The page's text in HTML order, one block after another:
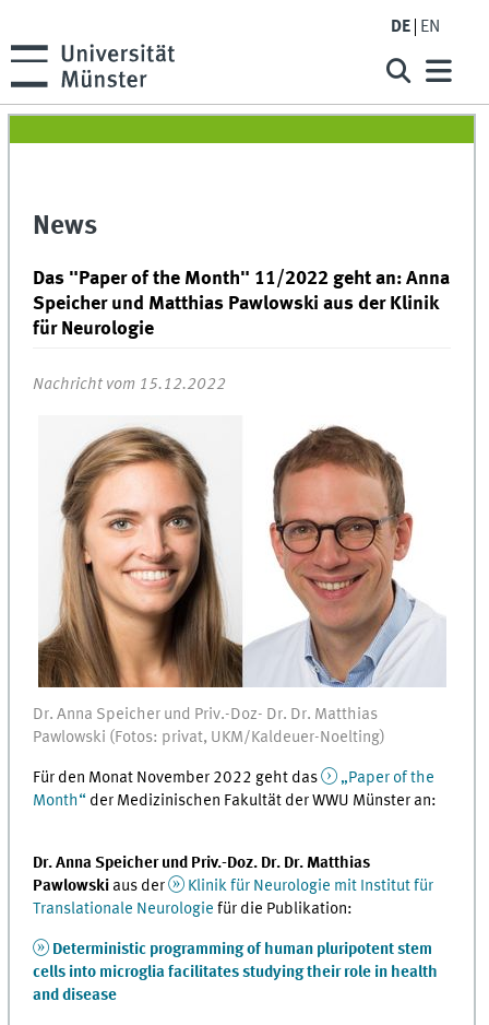
DE EN
News
Das "Paper of the Month" 11/2022 geht an: Anna
Speicher und Matthias Pawlowski aus der Klinik
für Neurologie
Nachricht vom 15.12.2022
Dr. Anna Speicher und Priv.-Doz- Dr. Dr. Matthias
Pawlowski (Fotos: privat, UKM/Kaldeuer-Noelting)
Für den Monat November 2022 geht das
„Paper of the
Month“ der Medizinischen Fakultät der WWU Münster an:
Dr. Anna Speicher und Priv.-Doz. Dr. Dr. Matthias
Pawlowski aus der
Klinik für Neurologie mit Institut für
Translationale Neurologie für die Publikation:
Deterministic programming of human pluripotent stem
cells into microglia facilitates studying their role in health
and disease